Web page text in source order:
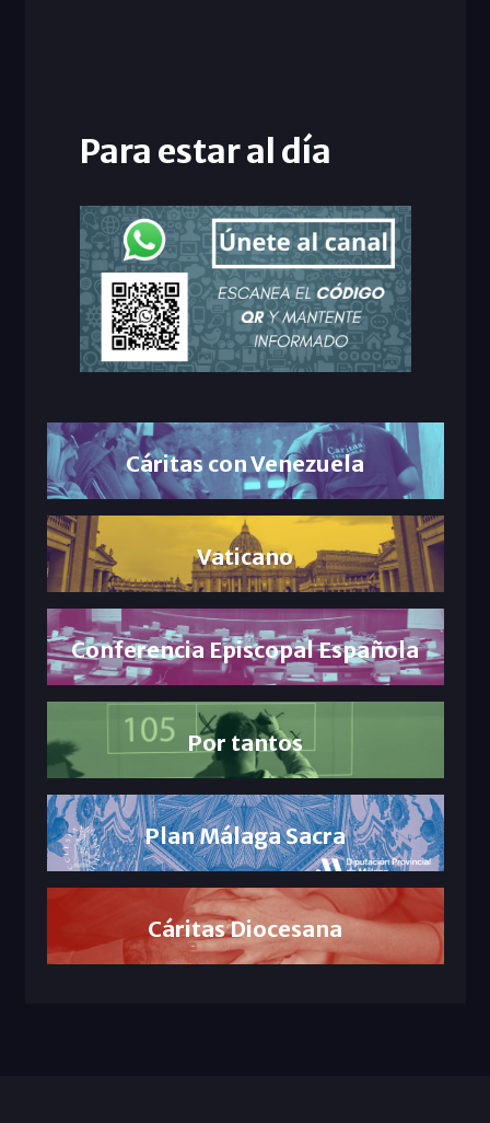
Para estar al día
Cáritas con Venezuela
Vaticano
Conferencia Episcopal Española
Por tantos
Plan Málaga Sacra
Cáritas Diocesana